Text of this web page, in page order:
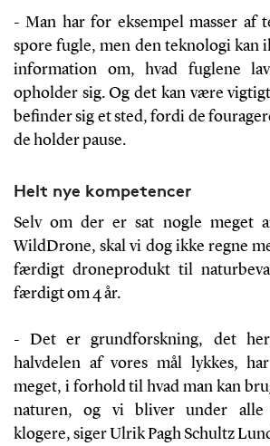
- Man har for eksempel masser af
spore fugle, men den teknologi kan
information om, hvad fuglene
opholder sig. Og det kan være
befinder sig et sted, fordi de
de holder pause.
Helt nye kompetencer
Selv om der er sat nogle meget
WildDrone, skal vi dog ikke regne
færdigt droneprodukt til
færdigt om 4 år.
- Det er grundforskning, det
halvdelen af vores mål lykkes,
meget, i forhold til hvad man kan
naturen, og vi bliver under alle
klogere, siger Ulrik Pagh Schultz